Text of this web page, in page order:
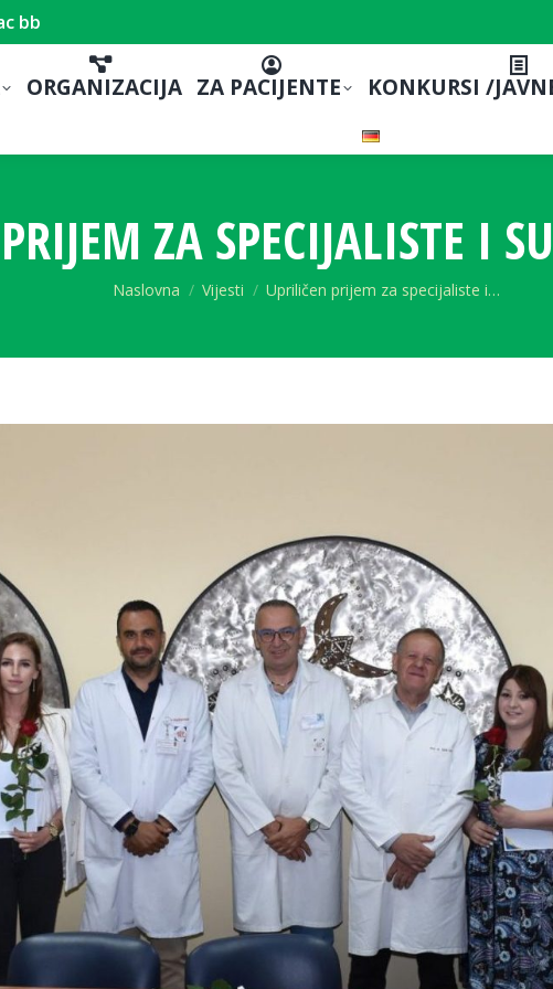
bb
ORGANIZACIJA ZA PACIJENTE KONKURSI /
ZA SPECIJALISTE I
You are here:
Naslovna Vijesti Upriličen prijem za specijaliste i…